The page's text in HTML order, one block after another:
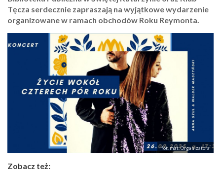
Tęcza serdecznie zapraszają na wyjątkowe wydarzenie
organizowane w ramach obchodów Roku Reymonta.
fot. mat. Organizatora
Zobacz też: